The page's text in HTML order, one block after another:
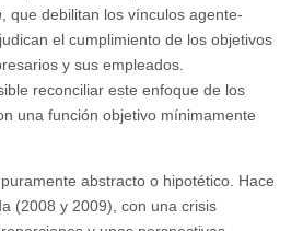
, que debilitan los vínculos agente-
el cumplimiento de los objetivos
y sus empleados.
reconciliar este enfoque de los
una función objetivo mínimamente
abstracto o hipotético. Hace
(2008 y 2009), con una crisis